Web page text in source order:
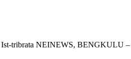
Ist-tribrata NEINEWS, BENGKULU